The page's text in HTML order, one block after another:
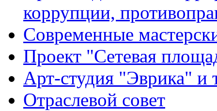
коррупции,
Современные
Проект "Сетевая
Арт-студия "Эврика" и
Отраслевой совет